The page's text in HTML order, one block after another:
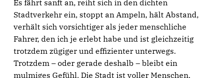
Es fährt sanft an, reiht sich in den dichten
Stadtverkehr ein, stoppt an Ampeln, hält Abstand,
verhält sich vorsichtiger als jeder menschliche
Fahrer, den ich je erlebt habe und ist gleichzeitig
trotzdem zügiger und effizienter unterwegs.
Trotzdem – oder gerade deshalb – bleibt ein
mulmiges Gefühl. Die Stadt ist voller Menschen,